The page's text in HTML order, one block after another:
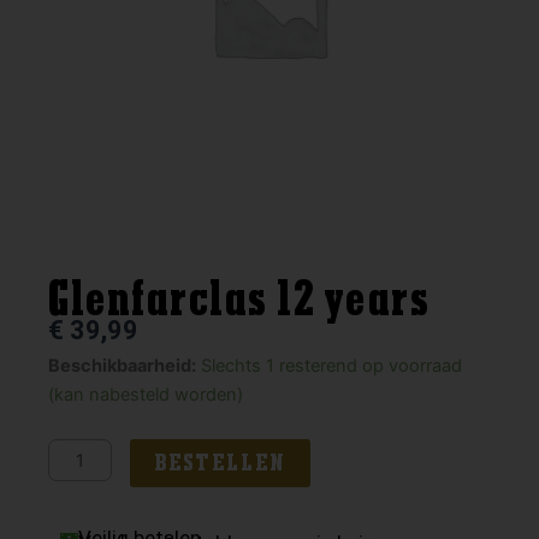
Glenfarclas 12 years
€ 39,99
Beschikbaarheid: Slechts 1 resterend op voorraad
(kan nabesteld worden)
Glenfarclas
12
aantal
BESTELLEN